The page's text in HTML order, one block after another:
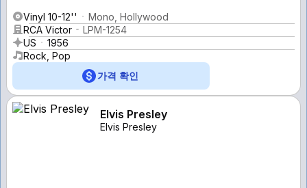
Vinyl 10-12''
Mono, Hollywood
RCA Victor
LPM-1254
US
1956
Rock, Pop
가격 확인
Elvis Presley
Elvis Presley